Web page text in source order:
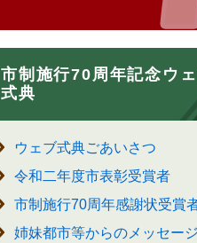
市制施行70周年記念ウ
式典
ウェブ式典ごあいさつ
令和二年度市表彰受賞者
市制施行70周年感謝状受賞
姉妹都市等からのメッセージ